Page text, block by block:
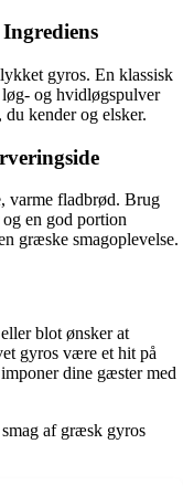
gyros. En klassisk
og hvidløgspulver
du kender og elsker.
varme fladbrød. Brug
en god portion
græske smagoplevelse.
blot ønsker at
gyros være et hit på
dine gæster med
af græsk gyros